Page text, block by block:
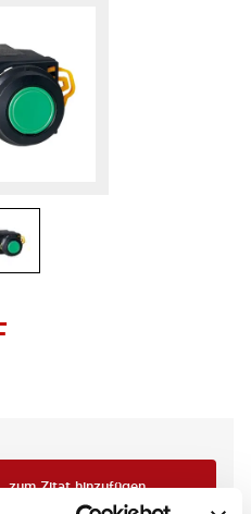
zum Zitat hinzufügen